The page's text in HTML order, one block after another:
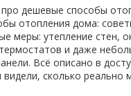
дешевые способы
отопления дома:
меры: утепление стен,
и даже
Всё описано в
сколько реально